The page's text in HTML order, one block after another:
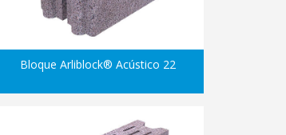
Bloque Arliblock® Acústico 22